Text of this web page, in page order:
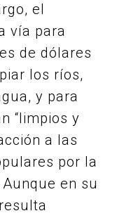
el
vía para
de dólares
los ríos,
y para
“limpios y
a las
por la
en su